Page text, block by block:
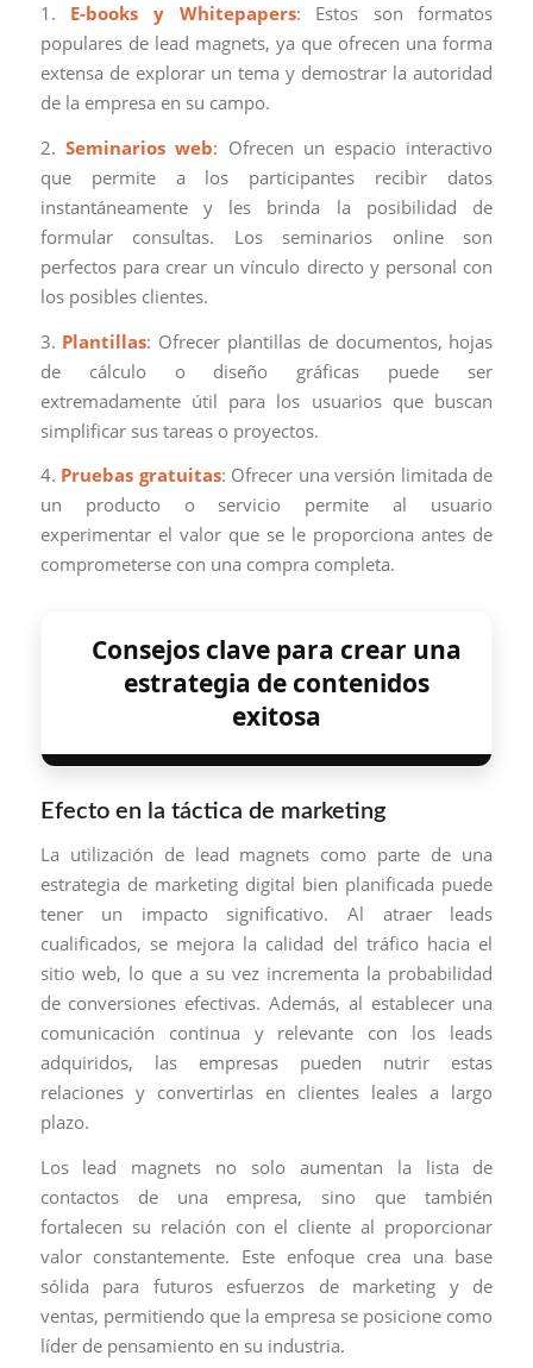
1. E-books y Whitepapers: Estos son formatos
populares de lead magnets, ya que ofrecen una forma
extensa de explorar un tema y demostrar la autoridad
de la empresa en su campo.
2. Seminarios web: Ofrecen un espacio interactivo
que permite a los participantes recibir datos
instantáneamente y les brinda la posibilidad de
formular consultas. Los seminarios online son
perfectos para crear un vínculo directo y personal con
los posibles clientes.
3. Plantillas: Ofrecer plantillas de documentos, hojas
de cálculo o diseño gráficas puede ser
extremadamente útil para los usuarios que buscan
simplificar sus tareas o proyectos.
4. Pruebas gratuitas: Ofrecer una versión limitada de
un producto o servicio permite al usuario
experimentar el valor que se le proporciona antes de
comprometerse con una compra completa.
Consejos clave para crear una
estrategia de contenidos
exitosa
Efecto en la táctica de marketing
La utilización de lead magnets como parte de una
estrategia de marketing digital bien planificada puede
tener un impacto significativo. Al atraer leads
cualificados, se mejora la calidad del tráfico hacia el
sitio web, lo que a su vez incrementa la probabilidad
de conversiones efectivas. Además, al establecer una
comunicación continua y relevante con los leads
adquiridos, las empresas pueden nutrir estas
relaciones y convertirlas en clientes leales a largo
plazo.
Los lead magnets no solo aumentan la lista de
contactos de una empresa, sino que también
fortalecen su relación con el cliente al proporcionar
valor constantemente. Este enfoque crea una base
sólida para futuros esfuerzos de marketing y de
ventas, permitiendo que la empresa se posicione como
líder de pensamiento en su industria.